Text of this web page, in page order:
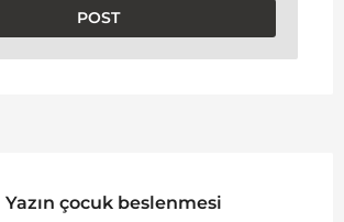
Yazın çocuk beslenmesi